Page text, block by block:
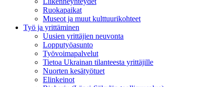
Ruokapaikat
Museot ja muut kulttuurikohteet
Työ ja yrittä­minen
Uusien yrittäjien neuvonta
Lopputyöasunto
Työvoimapalvelut
Tietoa Ukrainan tilanteesta yrittäjille
Nuorten kesätyötuet
Elinkeinot